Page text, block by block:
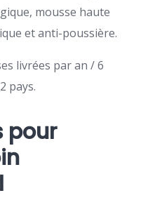
mousse haute
et anti-poussière.
livrées par an / 6
pays.
pour